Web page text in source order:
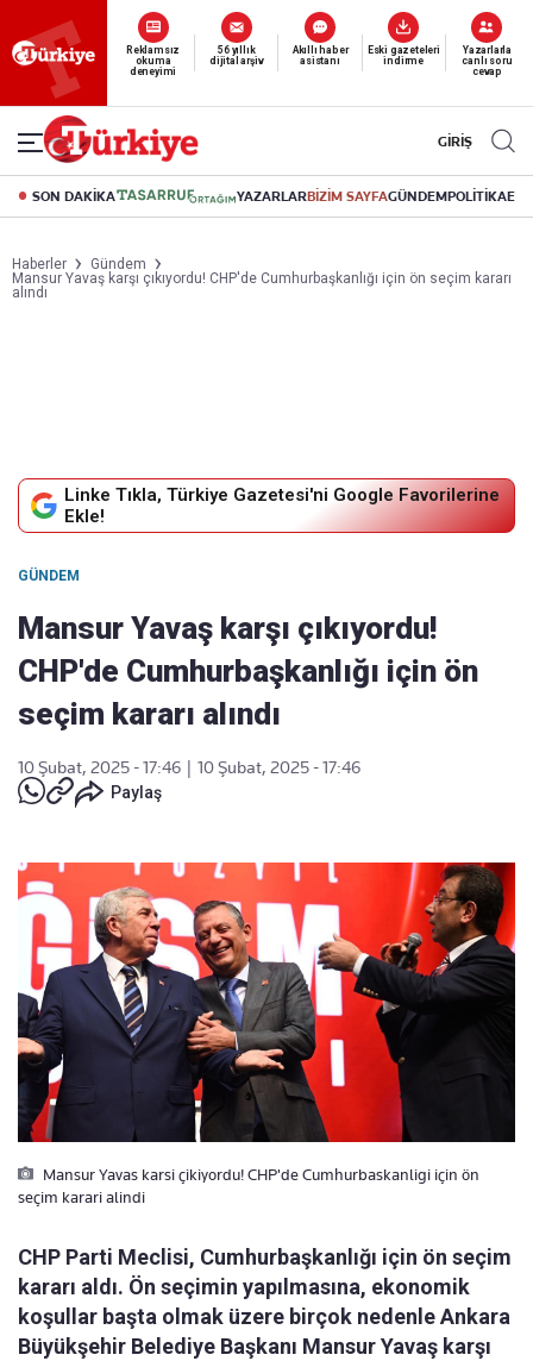
Reklamsız
okuma
deneyimi
56 yıllık
dijital arşiv
Akıllı haber
asistanı
Eski gazeteleri
indirme
Yazarlarla
canlı soru
cevap
GİRİŞ
SON DAKİKA YAZARLARBİZİM SAYFAGÜNDEMPOLİTİKA
Haberler
Gündem
Mansur Yavaş karşı çıkıyordu! CHP'de Cumhurbaşkanlığı için ön seçim kararı
alındı
Linke Tıkla, Türkiye Gazetesi'ni Google Favorilerine
Ekle!
GÜNDEM
Mansur Yavaş karşı çıkıyordu!
CHP'de Cumhurbaşkanlığı için ön
seçim kararı alındı
10 Şubat, 2025 - 17:46
10 Şubat, 2025 - 17:46
Paylaş
Mansur Yavas karsi çikiyordu! CHP'de Cumhurbaskanligi için ön
seçim karari alindi
CHP Parti Meclisi, Cumhurbaşkanlığı için ön seçim
kararı aldı. Ön seçimin yapılmasına, ekonomik
koşullar başta olmak üzere birçok nedenle Ankara
Büyükşehir Belediye Başkanı Mansur Yavaş karşı